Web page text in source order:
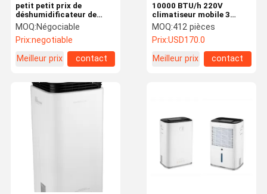
petit petit prix de
déshumidificateur de
cabinet de 100m3/H
11.5L/DAY
MOQ:Négociable
Prix:negotiable
Meilleur prix
contact
10000 BTU/h 220V
climatiseur mobile 3
vitesses réfrigérateur
réglable sans pas
MOQ:412 pièces
Prix:USD170.0
Meilleur prix
contact